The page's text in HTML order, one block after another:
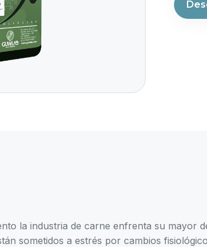
la industria de carne enfrenta su mayor
sometidos a estrés por cambios